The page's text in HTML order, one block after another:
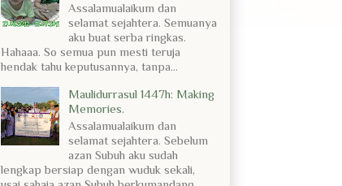
Assalamualaikum dan
selamat sejahtera. Semuanya
aku buat serba ringkas.
Hahaaa. So semua pun mesti teruja
hendak tahu keputusannya, tanpa...
Maulidurrasul 1447h: Making
Memories.
Assalamualaikum dan
selamat sejahtera. Sebelum
azan Subuh aku sudah
lengkap bersiap dengan wuduk sekali,